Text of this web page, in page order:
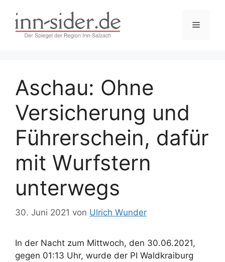
Inhalt
springen
Menü
Aschau: Ohne
Versicherung und
Führerschein, dafür
mit Wurfstern
unterwegs
30. Juni 2021 von Ulrich Wunder
In der Nacht zum Mittwoch, den 30.06.2021,
gegen 01:13 Uhr, wurde der PI Waldkraiburg